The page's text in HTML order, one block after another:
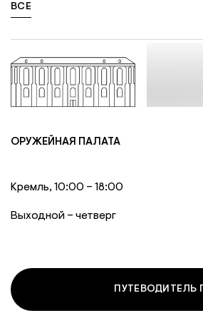
ВСЕНАШИ МУЗЕИ
ОРУЖЕЙНАЯ ПАЛАТА
Кремль, 10:00 – 18:00
Выходной – четверг
ПУТЕВОДИТЕЛЬ